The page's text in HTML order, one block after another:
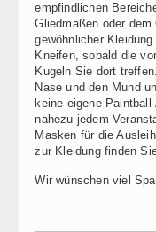
empfindlichen
Gliedmaßen oder
gewöhnlicher
Kneifen, sobald die
Kugeln Sie dort
Nase und den Mund
keine eigene
nahezu jedem
Masken für die
zur Kleidung finden
Wir wünschen viel